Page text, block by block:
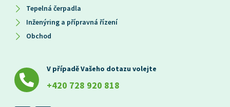
Tepelná čerpadla
Inženýring a přípravná řízení
Obchod
V případě Vašeho dotazu volejte
+420 728 920 818